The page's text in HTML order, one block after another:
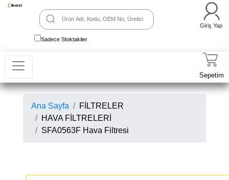
Sadece Stoktakiler
Giriş Yap
Sepetim
Ana Sayfa
FİLTRELER
HAVA FİLTRELERİ
SFA0563F Hava Filtresi